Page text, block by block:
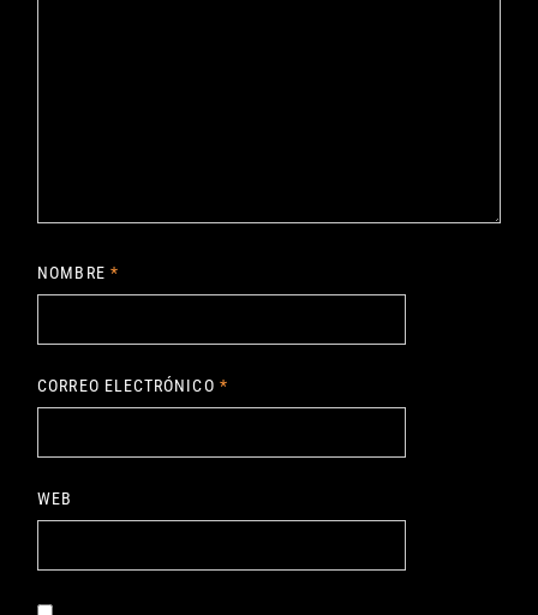
NOMBRE *
CORREO ELECTRÓNICO *
WEB